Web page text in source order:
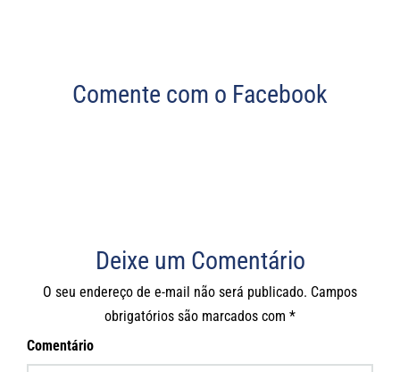
Comente com o Facebook
Deixe um Comentário
O seu endereço de e-mail não será publicado. Campos
obrigatórios são marcados com *
Comentário